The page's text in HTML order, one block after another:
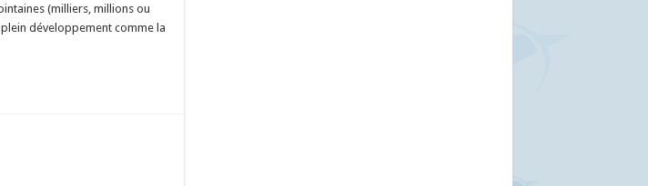
(milliers, millions ou
développement comme la